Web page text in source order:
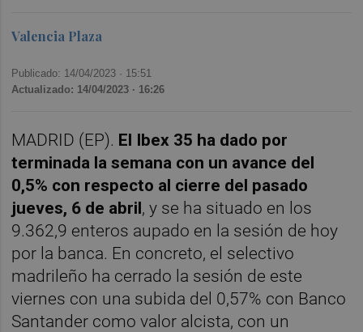
Valencia Plaza
Publicado: 14/04/2023 · 15:51
Actualizado: 14/04/2023 · 16:26
MADRID (EP). El Ibex 35 ha dado por
terminada la semana con un avance del
0,5% con respecto al cierre del pasado
jueves, 6 de abril, y se ha situado en los
9.362,9 enteros aupado en la sesión de hoy
por la banca. En concreto, el selectivo
madrileño ha cerrado la sesión de este
viernes con una subida del 0,57% con Banco
Santander como valor alcista, con un